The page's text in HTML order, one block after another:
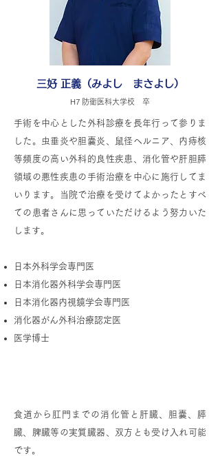
三好 正義（みよし まさよし）
H7 防衛医科大学校 卒
手術を中心とした外科診療を長年行って参りま
した。虫垂炎や胆嚢炎、鼠径ヘルニア、内痔核
等頻度の高い外科的良性疾患、消化管や肝胆膵
領域の悪性疾患の手術治療を中心に施行してま
いります。当院で治療を受けてよかったとすべ
ての患者さんに思っていただけるよう努力いた
します。
日本外科学会専門医
日本消化器外科学会専門医
日本消化器内視鏡学会専門医
消化器がん外科治療認定医
医学博士
食道から肛門までの消化管と肝臓、胆嚢、膵
臓、脾臓等の実質臓器、双方とも受け入れ可能
です。